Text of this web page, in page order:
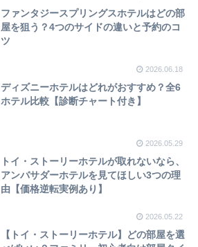
ファンタジースプリングスホテルはどの部
屋を狙う？4つのサイドの違いと予約のコ
ツ
2026.06.18
ディズニーホテルはどれがおすすめ？全6
ホテル比較【診断チャート付き】
2026.05.29
トイ・ストーリーホテルが取れないなら、
アンバサダーホテルを見てほしい3つの理
由【価格逆転実例あり】
2026.05.22
【トイ・ストーリーホテル】どの部屋を選